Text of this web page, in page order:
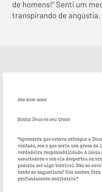
de homens!" Senti um
transpirando de angústia.